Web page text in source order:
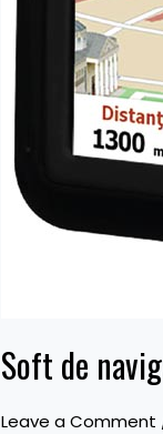
Soft de
Leave a Comment
destinaţie